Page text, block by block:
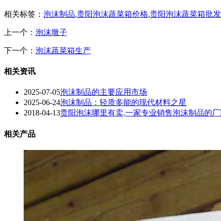
相关标签： 泡沫制品,贵阳泡沫蔬菜箱价格,贵阳泡沫蔬菜箱批发
上一个： 泡沫墩子
下一个： 泡沫蔬菜箱生产
相关资讯
2025-07-05泡沫制品的主要应用市场
2025-06-24泡沫制品：轻质多能的现代材料之星
2018-04-13贵阳泡沫哪里有卖,一家专业销售泡沫制品的
相关产品